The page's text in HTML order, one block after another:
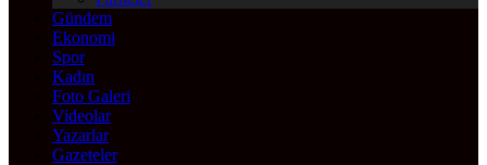
Gündem
Ekonomi
Spor
Kadın
Foto Galeri
Videolar
Yazarlar
Gazeteler